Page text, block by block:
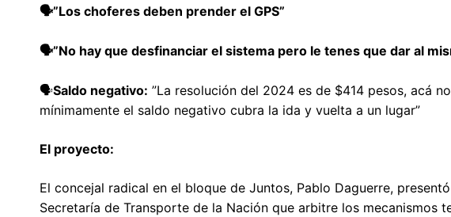
🗣️”Los choferes deben prender el GPS”
🗣️”No hay que desfinanciar el sistema pero le tenes que dar al
🗣️Saldo negativo: ”La resolución del 2024 es de $414 pesos, acá
mínimamente el saldo negativo cubra la ida y vuelta a un lugar”
El proyecto:
El concejal radical en el bloque de Juntos, Pablo Daguerre,
Secretaría de Transporte de la Nación que arbitre los mecanismos